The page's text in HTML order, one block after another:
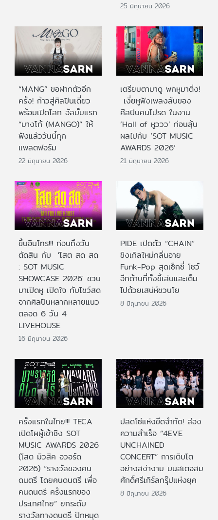
25 มิถุนายน 2026
“MANG” ขอฝากตัวอีก
ครั้ง! ก้าวสู่ศิลปินเดี่ยว
พร้อมเปิดโลก อัลบั้มแรก
“มางโก้ (MANGO)” ให้
ฟังแล้ววันนี้ทุก
แพลตฟอร์ม
22 มิถุนายน 2026
เตรียมตามาดู พกหูมาติ่ง!
เงี่ยหูฟังเพลงลับของ
ศิลปินคนโปรด ในงาน
‘Hall of หูววว’ ก่อนลุ้น
ผลไปกับ ‘SOT MUSIC
AWARDS 2026’
21 มิถุนายน 2026
ขึ้นอินโทร!!! ก่อนถึงวัน
ตัดสิน กับ 'โสต สด สด
: SOT MUSIC
SHOWCASE 2026' ชวน
มาเปิดหู เปิดใจ กับโชว์สด
จากศิลปินหลากหลายแนว
ตลอด 6 วัน 4
LIVEHOUSE
16 มิถุนายน 2026
PIDE เปิดตัว “CHAIN”
ซิงเกิลใหม่กลิ่นอาย
Funk-Pop สุดเซ็กซี่ โชว์
อีกด้านที่ทั้งขี้เล่นและเต็ม
ไปด้วยเสน่ห์ชวนโย
8 มิถุนายน 2026
ครั้งแรกในไทย!!! TECA
เปิดโผผู้เข้าชิง SOT
MUSIC AWARDS 2026
(โสต มิวสิค อวอร์ด
2026) “รางวัลของคน
ดนตรี โดยคนดนตรี เพื่อ
คนดนตรี ครั้งแรกของ
ประเทศไทย” ยกระดับ
รางวัลทางดนตรี ปักหมุด
ปลดโซ่แห่งขีดจำกัด! ส่อง
ความสำเร็จ “4EVE
UNCHAINED
CONCERT” การเติบโต
อย่างสง่างาม บนสเตจสม
ศักดิ์ศรีเกิร์ลกรุ๊ปแห่งยุค
8 มิถุนายน 2026